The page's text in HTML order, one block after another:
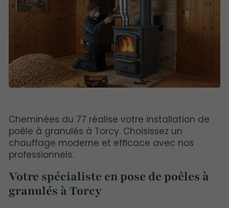
Cheminées du 77 réalise votre installation de
poêle à granulés à Torcy. Choisissez un
chauffage moderne et efficace avec nos
professionnels.
Votre spécialiste en pose de poêles à
granulés à Torcy